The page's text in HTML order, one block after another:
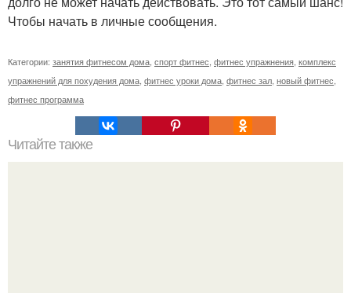
Чтобы начать в личные сообщения.
Категории: занятия фитнесом дома спорт фитнес фитнес упражнения комплекс
упражнений для похудения дома фитнес уроки дома фитнес зал новый фитнес
фитнес программа
Читайте также